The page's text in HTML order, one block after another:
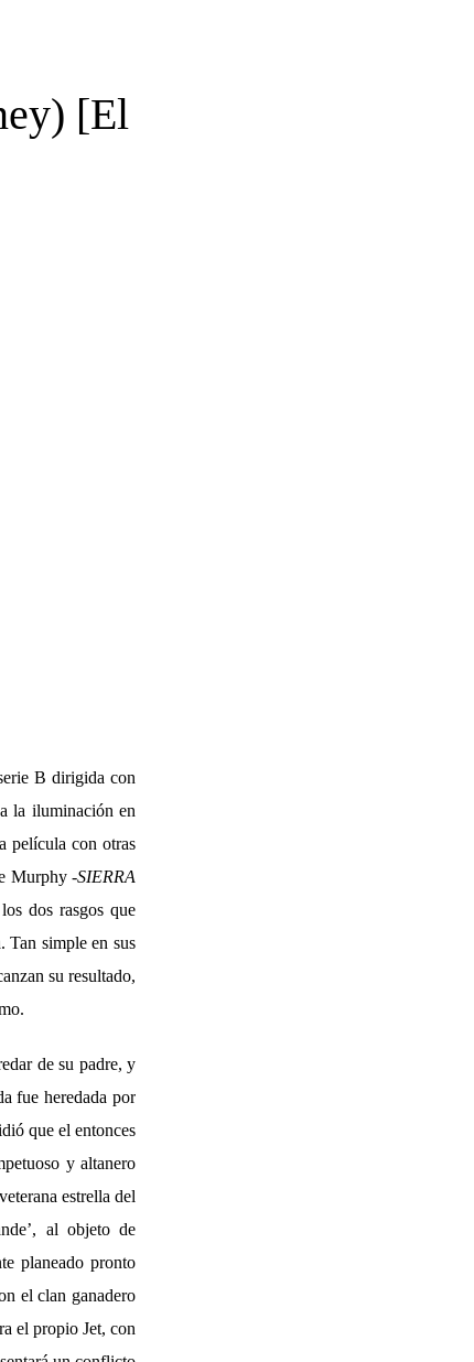
[El
B dirigida con
la iluminación en
película con otras
Murphy -SIERRA
dos rasgos que
Tan simple en sus
su resultado,
de su padre, y
fue heredada por
que el entonces
y altanero
estrella del
al objeto de
planeado pronto
el clan ganadero
el propio Jet, con